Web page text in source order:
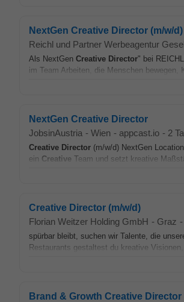
NextGen Creative Director (m/w/d)
Reichl und Partner Werbeagentur
Als NextGen Creative Director" bei
im Team Arbeiten, die Menschen bewegen,
NextGen Creative Director
JobsinAustria - Wien - appcast.io - 2
Creative Director (m/w/d) NextGen
ein Creative Team und setzt kreative
Creative Director (m/w/d)
Florian Weitzer Holding GmbH - Graz -
spürbar bleibt, suchen wir Talente, die
Restaurants gestaltest du kreative
Brand & Growth Creative